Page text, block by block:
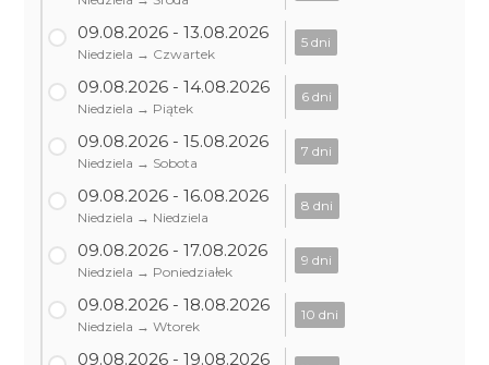
09.08.2026 - 13.08.2026
Niedziela → Czwartek
5 dni
09.08.2026 - 14.08.2026
Niedziela → Piątek
6 dni
09.08.2026 - 15.08.2026
Niedziela → Sobota
7 dni
09.08.2026 - 16.08.2026
Niedziela → Niedziela
8 dni
09.08.2026 - 17.08.2026
Niedziela → Poniedziałek
9 dni
09.08.2026 - 18.08.2026
Niedziela → Wtorek
10 dni
09.08.2026 - 19.08.2026